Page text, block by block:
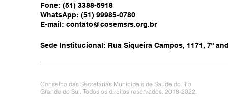
Fone: (51) 3388-5918
WhatsApp: (51) 99985-0780
E-mail: contato@cosemsrs.org.br
Sede Institucional: Rua Siqueira Campos, 1171, 7º
Conselho das Secretarias Municipais de Saúde do Rio
Grande do Sul. Todos os direitos reservados. 2018-2022.